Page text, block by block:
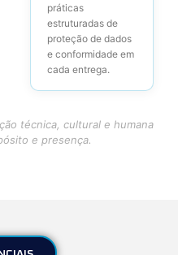
práticas
estruturadas de
proteção de dados
e conformidade em
cada entrega.
técnica, cultural e humana
e presença.